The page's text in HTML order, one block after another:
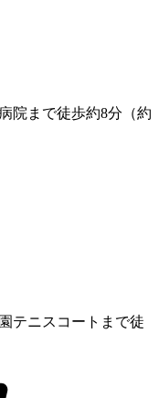
院まで徒歩約8分（約
テニスコートまで徒